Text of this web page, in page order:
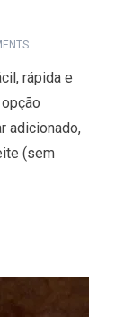
rápida e
adicionado,
(sem